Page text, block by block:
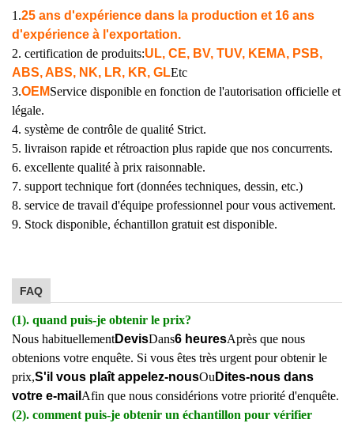
1.25 ans d'expérience dans la production et 16 ans
d'expérience à l'exportation.
2. certification de produits:UL, CE, BV, TUV, KEMA, PSB,
ABS, ABS, NK, LR, KR, GLEtc
3.OEMService disponible en fonction de l'autorisation officielle et
légale.
4. système de contrôle de qualité Strict.
5. livraison rapide et rétroaction plus rapide que nos concurrents.
6. excellente qualité à prix raisonnable.
7. support technique fort (données techniques, dessin, etc.)
8. service de travail d'équipe professionnel pour vous activement.
9. Stock disponible, échantillon gratuit est disponible.
FAQ
(1). quand puis-je obtenir le prix?
Nous habituellementDevisDans6 heuresAprès que nous
obtenions votre enquête. Si vous êtes très urgent pour obtenir le
prix,S'il vous plaît appelez-nousOu Dites-nous dans
votre e-mail Afin que nous considérions votre priorité d'enquête.
(2). comment puis-je obtenir un échantillon pour vérifier